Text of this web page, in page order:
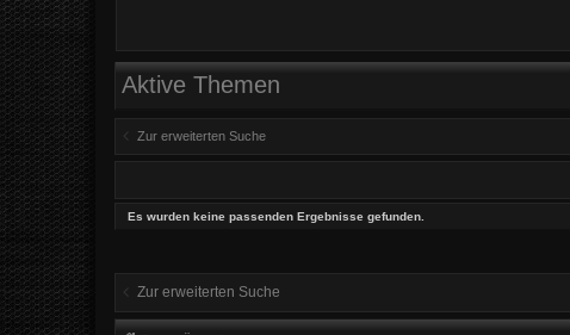
Aktive Themen
Zur erweiterten Suche
Es wurden keine passenden Ergebnisse gefunden.
Zur erweiterten Suche